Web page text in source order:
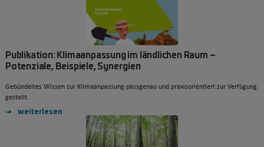
Publikation: Klimaanpassung im ländlichen Raum –
Potenziale, Beispiele, Synergien
Gebündeltes Wissen zur Klimaanpassung passgenau und praxisorientiert zur Verfügung
gestellt.
weiterlesen